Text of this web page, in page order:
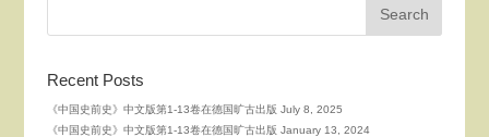
Recent Posts
《中国史前史》中文版第1-13卷在德国旷古出版 July 8, 2025
《中国史前史》中文版第1-13卷在德国旷古出版 January 13, 2024